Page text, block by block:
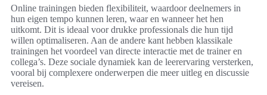
Online trainingen bieden flexibiliteit, waardoor deelnemers in
hun eigen tempo kunnen leren, waar en wanneer het hen
uitkomt. Dit is ideaal voor drukke professionals die hun tijd
willen optimaliseren. Aan de andere kant hebben klassikale
trainingen het voordeel van directe interactie met de trainer en
collega’s. Deze sociale dynamiek kan de leerervaring versterken,
vooral bij complexere onderwerpen die meer uitleg en discussie
vereisen.